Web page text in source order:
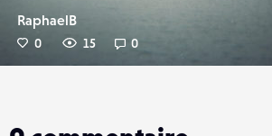
RaphaelB
0 15 0